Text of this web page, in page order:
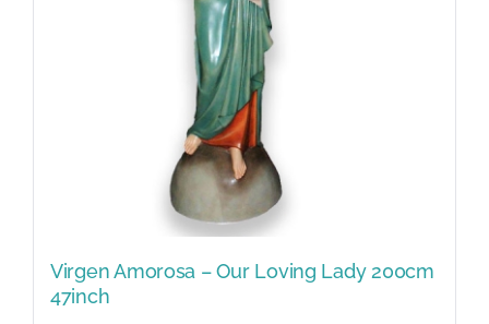
Virgen Amorosa – Our Loving Lady 200cm
47inch